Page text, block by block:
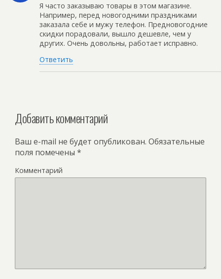
Я часто заказываю товары в этом магазине.
Например, перед новогодними праздниками
заказала себе и мужу телефон. Предновогодние
скидки порадовали, вышло дешевле, чем у
других. Очень довольны, работает исправно.
Ответить
Добавить комментарий
Ваш e-mail не будет опубликован. Обязательные
поля помечены *
Комментарий